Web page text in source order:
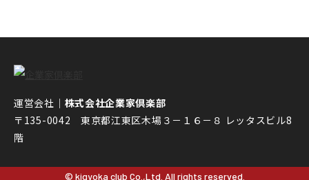
運営会社｜ 株式会社企業家倶楽部
〒135-0042 東京都江東区木場３－１６－８ レッタスビル8
階
© kigyoka club Co.,Ltd. All rights reserved.